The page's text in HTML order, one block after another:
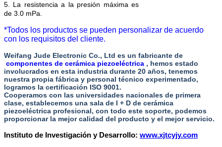
5. La resistencia a la presión máxima es
de 3.0 mPa.
*Todos los productos se pueden personalizar de acuerdo
con los requisitos del cliente.
Weifang Jude Electronic Co., Ltd es un fabricante de
componentes de cerámica piezoeléctrica , hemos estado
involucrados en esta industria durante 20 años, tenemos
nuestra propia fábrica y personal técnico experimentado,
logramos la certificación ISO 9001.
Cooperamos con las universidades nacionales de primera
clase, establecemos una sala de I + D de cerámica
piezoeléctrica profesional, con todo este soporte, podemos
proporcionar la mejor calidad del producto y el mejor servicio.
Instituto de Investigación y Desarrollo: www.xjtcyjy.com